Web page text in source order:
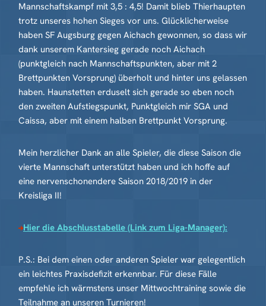
Mannschaftskampf mit 3,5 : 4,5! Damit blieb Thierhaupten
trotz unseres hohen Sieges vor uns. Glücklicherweise
haben SF Augsburg gegen Aichach gewonnen, so dass wir
dank unserem Kantersieg gerade noch Aichach
(punktgleich nach Mannschaftspunkten, aber mit 2
Brettpunkten Vorsprung) überholt und hinter uns gelassen
haben. Haunstetten erduselt sich gerade so eben noch
den zweiten Aufstiegspunkt, Punktgleich mir SGA und
Caissa, aber mit einem halben Brettpunkt Vorsprung.
Mein herzlicher Dank an alle Spieler, die diese Saison die
vierte Mannschaft unterstützt haben und ich hoffe auf
eine nervenschonendere Saison 2018/2019 in der
Kreisliga II!
Hier die Abschlusstabelle (Link zum Liga-Manager):
P.S.: Bei dem einen oder anderen Spieler war gelegentlich
ein leichtes Praxisdefizit erkennbar. Für diese Fälle
empfehle ich wärmstens unser Mittwochtraining sowie die
Teilnahme an unseren Turnieren!